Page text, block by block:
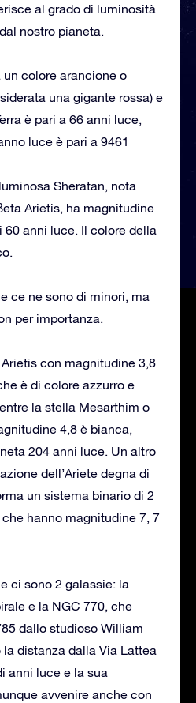
al grado di luminosità
nostro pianeta.
colore arancione o
una gigante rossa) e
è pari a 66 anni luce,
luce è pari a 9461
Sheratan, nota
Arietis, ha magnitudine
60 anni luce. Il colore della
ce ne sono di minori, ma
per importanza.
con magnitudine 3,8
è di colore azzurro e
la stella Mesarthim o
4,8 è bianca,
204 anni luce. Un altro
dell’Ariete degna di
un sistema binario di 2
hanno magnitudine 7, 7
ci sono 2 galassie: la
e la NGC 770, che
dallo studioso William
distanza dalla Via Lattea
anni luce e la sua
avvenire anche con